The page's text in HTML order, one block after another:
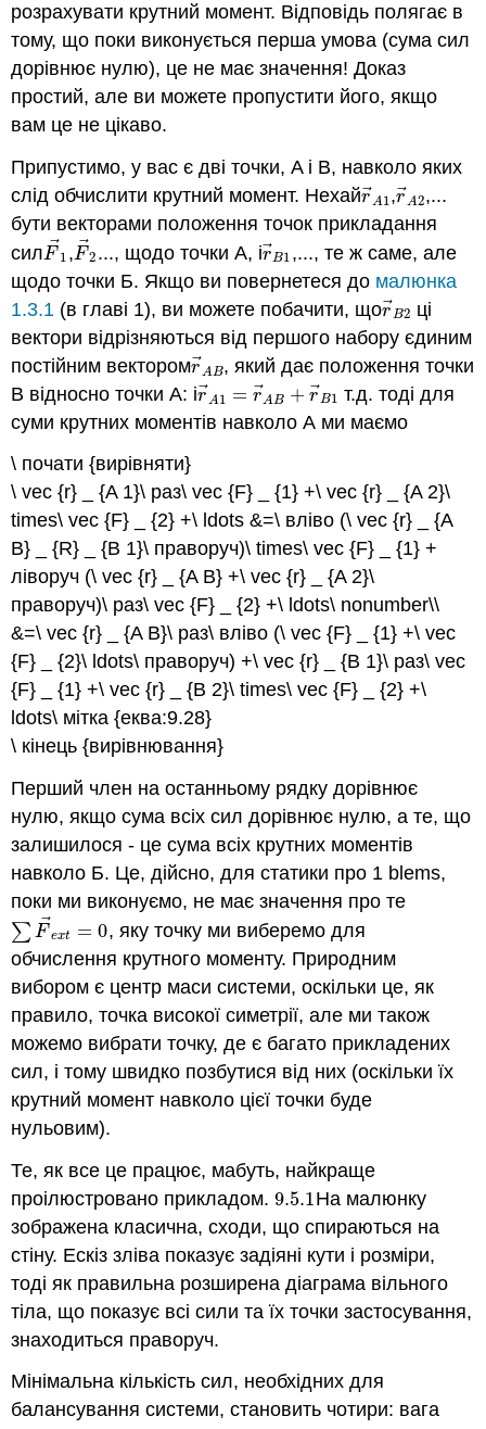
розрахувати крутний момент. Відповідь полягає в
тому, що поки виконується перша умова (сума сил
дорівнює нулю), це не має значення! Доказ
простий, але ви можете пропустити його, якщо
вам це не цікаво.
Припустимо, у вас є дві точки, A і B, навколо яких
слід обчислити крутний момент. Нехайr ⃗
A1
r→ A1
,r ⃗
A2
r→A2
,...
бути векторами положення точок прикладання
силF ⃗
1
F→1
,F ⃗
2
F→2
..., щодо точки А, іr⃗
B1
r→ B1
,..., те ж саме, але
щодо точки Б. Якщо ви повернетеся до малюнка
1.3.1 (в главі 1), ви можете побачити, щоr ⃗
B2
r→B2
ці
вектори відрізняються від першого набору єдиним
постійним векторомr ⃗
AB
r→A B
, який дає положення точки
B відносно точки A: іr ⃗
A1 = r⃗
AB + r ⃗
B1
r→ A1 =r→ AB+r→B1
т.д. тоді для
суми крутних моментів навколо А ми маємо
\ почати {вирівняти}
\ vec {r} _ {A 1}\ раз\ vec {F} _ {1} +\ vec {r} _ {A 2}\
times\ vec {F} _ {2} +\ ldots &=\ вліво (\ vec {r} _ {A
B} _ {R} _ {B 1}\ праворуч)\ times\ vec {F} _ {1} +
ліворуч (\ vec {r} _ {A B} +\ vec {r} _ {A 2}\
праворуч)\ раз\ vec {F} _ {2} +\ ldots\ nonumber\\
&=\ vec {r} _ {A B}\ раз\ вліво (\ vec {F} _ {1} +\ vec
{F} _ {2}\ ldots\ праворуч) +\ vec {r} _ {B 1}\ раз\ vec
{F} _ {1} +\ vec {r} _ {B 2}\ times\ vec {F} _ {2} +\
ldots\ мітка {еква:9.28}
\ кінець {вирівнювання}
Перший член на останньому рядку дорівнює
нулю, якщо сума всіх сил дорівнює нулю, а те, що
залишилося - це сума всіх крутних моментів
навколо Б. Це, дійсно, для статики про 1 blems,
поки ми виконуємо, не має значення про те
∑ F ext = 0
∑F→ex t= 0, яку точку ми виберемо для
обчислення крутного моменту. Природним
вибором є центр маси системи, оскільки це, як
правило, точка високої симетрії, але ми також
можемо вибрати точку, де є багато прикладених
сил, і тому швидко позбутися від них (оскільки їх
крутний момент навколо цієї точки буде
нульовим).
Те, як все це працює, мабуть, найкраще
проілюстровано прикладом.9.5.1
9.5.1На малюнку
зображена класична, сходи, що спираються на
стіну. Ескіз зліва показує задіяні кути і розміри,
тоді як правильна розширена діаграма вільного
тіла, що показує всі сили та їх точки застосування,
знаходиться праворуч.
Мінімальна кількість сил, необхідних для
балансування системи, становить чотири: вага